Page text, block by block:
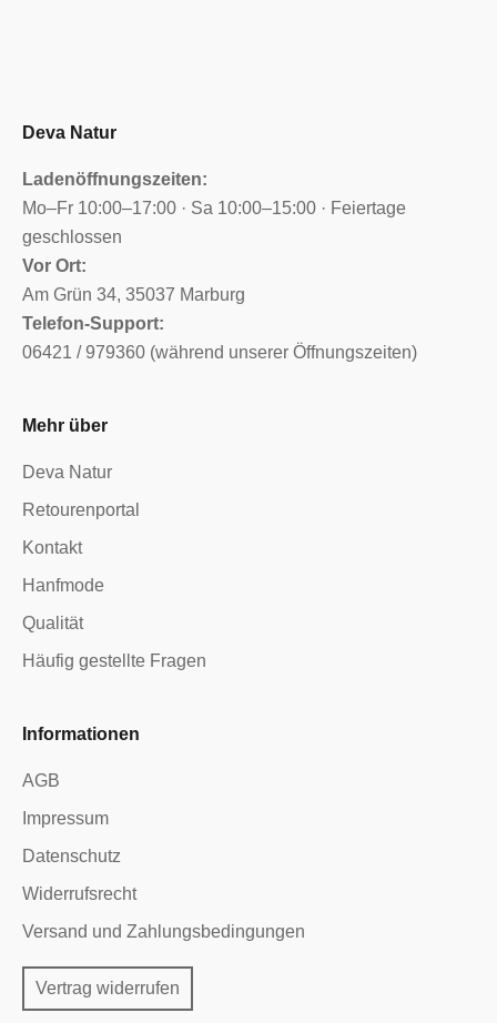
Deva Natur
Ladenöffnungszeiten:
Mo–Fr 10:00–17:00 · Sa 10:00–15:00 · Feiertage
geschlossen
Vor Ort:
Am Grün 34, 35037 Marburg
Telefon-Support:
06421 / 979360 (während unserer Öffnungszeiten)
Mehr über
Deva Natur
Retourenportal
Kontakt
Hanfmode
Qualität
Häufig gestellte Fragen
Informationen
AGB
Impressum
Datenschutz
Widerrufsrecht
Versand und Zahlungsbedingungen
Vertrag widerrufen